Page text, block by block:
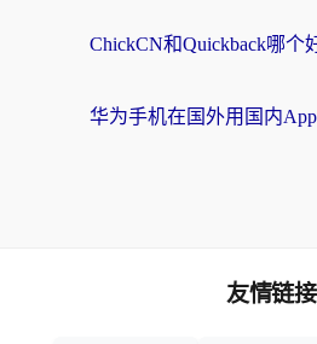
友情链接